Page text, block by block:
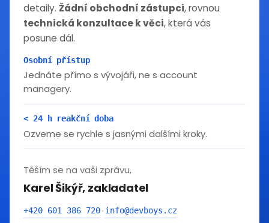
detaily.Žádní obchodní zástupci, rovnou
technická konzultace k věci, která vás
posune dál.
Osobní přístup
Jednáte přímo s vývojáři, ne s account
managery.
< 24 h reakční doba
Ozveme se rychle s jasnými dalšími kroky.
Těším se na vaši zprávu,
Karel Šikýř, zakladatel
+420 601 386 720· info@devboys.cz